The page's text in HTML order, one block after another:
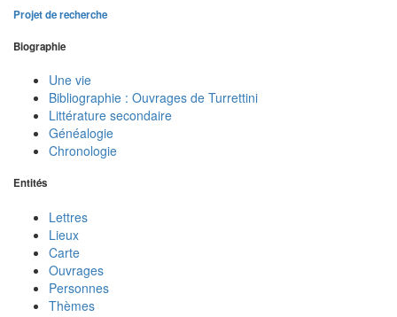
Projet de recherche
Biographie
Une vie
Bibliographie : Ouvrages de Turrettini
Littérature secondaire
Généalogie
Chronologie
Entités
Lettres
Lieux
Carte
Ouvrages
Personnes
Thèmes